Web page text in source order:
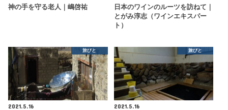
神の手を守る老人｜嶋啓祐
日本のワインのルーツを訪ねて｜
とがみ淳志（ワインエキスパー
ト）
旅びと
2021.5.16
旅びと
2021.5.16